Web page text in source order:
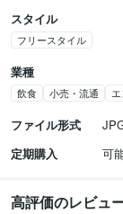
スタイル
フリースタイル
業種
飲食 小売・流通
ファイル形式
定期購入
可
高評価のレビュ